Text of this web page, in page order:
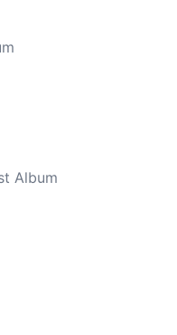
Album